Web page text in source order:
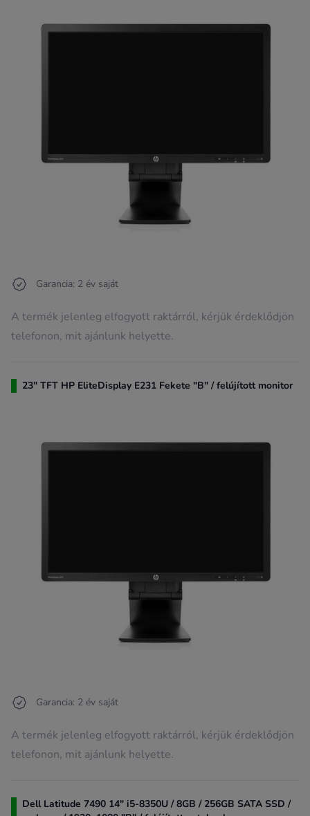
Garancia: 2 év saját
A termék jelenleg elfogyott raktárról, kérjük érdeklődjön
telefonon, mit ajánlunk helyette.
23" TFT HP EliteDisplay E231 Fekete "B" / felújított monitor
Garancia: 2 év saját
A termék jelenleg elfogyott raktárról, kérjük érdeklődjön
telefonon, mit ajánlunk helyette.
Dell Latitude 7490 14" i5-8350U / 8GB / 256GB SATA SSD /